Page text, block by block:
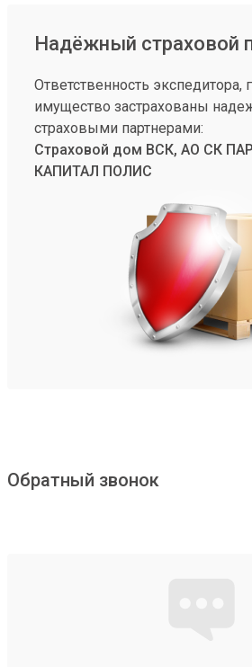
Надёжный страховой
Ответственность экспедитора,
имущество застрахованы
страховыми партнерами:
Страховой дом ВСК, АО СК
КАПИТАЛ ПОЛИС
Обратный звонок